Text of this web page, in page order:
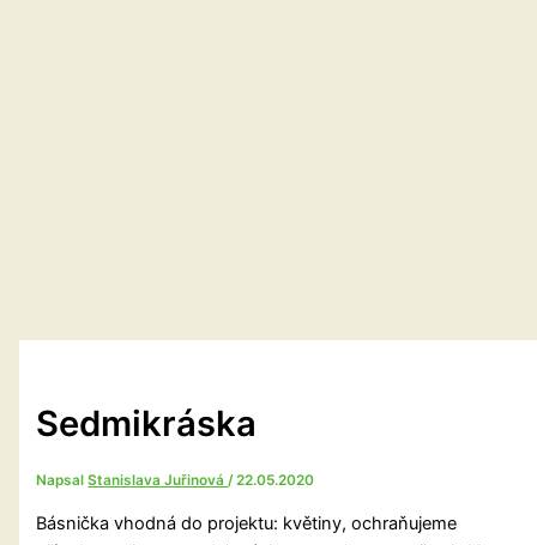
Sedmikráska
NapsalStanislava Juřinová/22.05.2020
Básnička vhodná do projektu: květiny, ochraňujeme